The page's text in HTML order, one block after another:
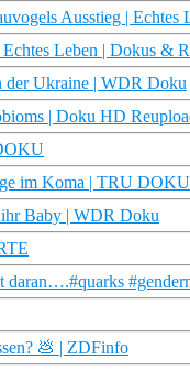
Ausstieg | Echtes
Leben | Dokus &
der Ukraine | WDR Doku
| Doku HD
im Koma | TRU
Baby | WDR Doku
daran….#quarks
💩 | ZDFinfo